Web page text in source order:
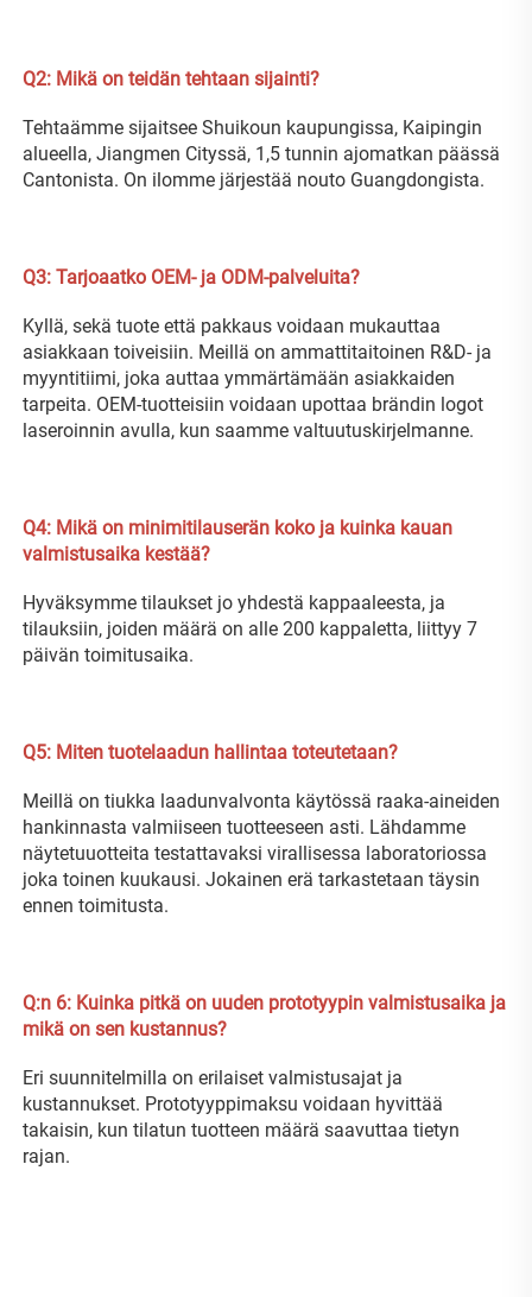
Q2: Mikä on teidän tehtaan sijainti?
Tehtaämme sijaitsee Shuikoun kaupungissa, Kaipingin
alueella, Jiangmen Cityssä, 1,5 tunnin ajomatkan päässä
Cantonista. On ilomme järjestää nouto Guangdongista.
Q3: Tarjoaatko OEM- ja ODM-palveluita?
Kyllä, sekä tuote että pakkaus voidaan mukauttaa
asiakkaan toiveisiin. Meillä on ammattitaitoinen R&D- ja
myyntitiimi, joka auttaa ymmärtämään asiakkaiden
tarpeita. OEM-tuotteisiin voidaan upottaa brändin logot
laseroinnin avulla, kun saamme valtuutuskirjelmanne.
Q4: Mikä on minimitilauserän koko ja kuinka kauan
valmistusaika kestää?
Hyväksymme tilaukset jo yhdestä kappaaleesta, ja
tilauksiin, joiden määrä on alle 200 kappaletta, liittyy 7
päivän toimitusaika.
Q5: Miten tuotelaadun hallintaa toteutetaan?
Meillä on tiukka laadunvalvonta käytössä raaka-aineiden
hankinnasta valmiiseen tuotteeseen asti. Lähdamme
näytetuuotteita testattavaksi virallisessa laboratoriossa
joka toinen kuukausi. Jokainen erä tarkastetaan täysin
ennen toimitusta.
Q:n 6: Kuinka pitkä on uuden prototyypin valmistusaika ja
mikä on sen kustannus?
Eri suunnitelmilla on erilaiset valmistusajat ja
kustannukset. Prototyyppimaksu voidaan hyvittää
takaisin, kun tilatun tuotteen määrä saavuttaa tietyn
rajan.